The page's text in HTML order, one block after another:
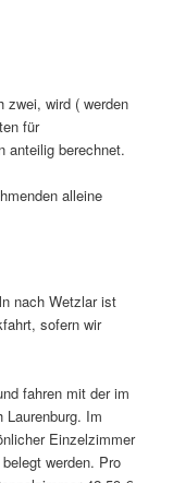
zwei, wird ( werden
für
anteilig berechnet.
alleine
nach Wetzlar ist
sofern wir
fahren mit der im
Laurenburg. Im
Einzelzimmer
werden. Pro